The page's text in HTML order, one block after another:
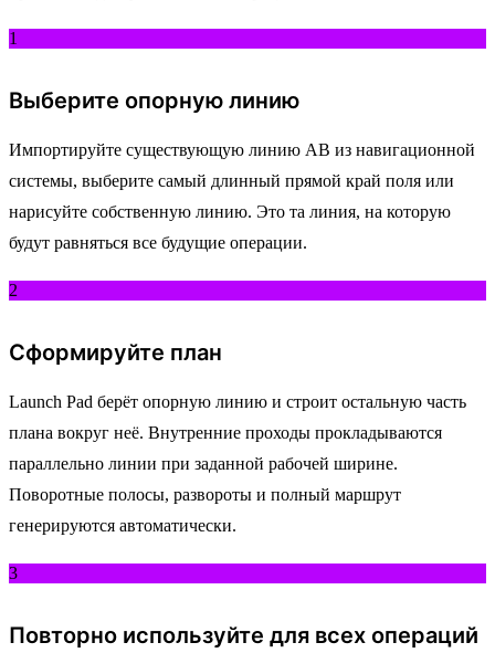
1
Выберите опорную линию
Импортируйте существующую линию AB из навигационной
системы, выберите самый длинный прямой край поля или
нарисуйте собственную линию. Это та линия, на которую
будут равняться все будущие операции.
2
Сформируйте план
Launch Pad берёт опорную линию и строит остальную часть
плана вокруг неё. Внутренние проходы прокладываются
параллельно линии при заданной рабочей ширине.
Поворотные полосы, развороты и полный маршрут
генерируются автоматически.
3
Повторно используйте для всех операций